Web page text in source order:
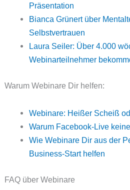
Präsentation
Bianca Grünert über
Selbstvertrauen
Laura Seiler: Über 4.000
Webinarteilnehmer
Warum Webinare Dir helfen:
Webinare: Heißer Scheiß
Warum Facebook-Live
Wie Webinare Dir aus der
Business-Start helfen
FAQ über Webinare